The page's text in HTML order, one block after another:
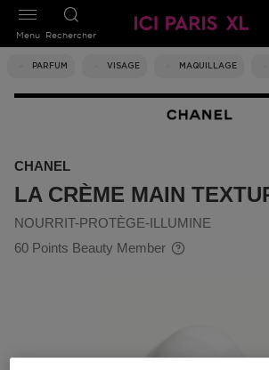
Rechercher
PARFUM VISAGE MAQUILLAGE
Menu
CHANEL
LA CRÈME MAIN
NOURRIT-PROTÈGE-ILLUMINE
60 Points Beauty Member